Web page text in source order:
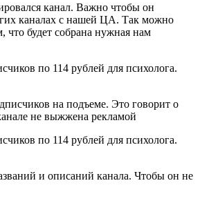
канал. Важно чтобы он
каналах с нашей ЦА. Так можно
что будет собрана нужная нам
на подъеме. Это говорит о
не выжжена рекламой
и описаний канала. Чтобы он не